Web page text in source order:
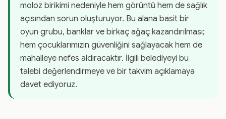
moloz birikimi nedeniyle hem görüntü hem de sağlık
açısından sorun oluşturuyor. Bu alana basit bir
oyun grubu, banklar ve birkaç ağaç kazandırılması;
hem çocuklarımızın güvenliğini sağlayacak hem de
mahalleye nefes aldıracaktır. İlgili belediyeyi bu
talebi değerlendirmeye ve bir takvim açıklamaya
davet ediyoruz.